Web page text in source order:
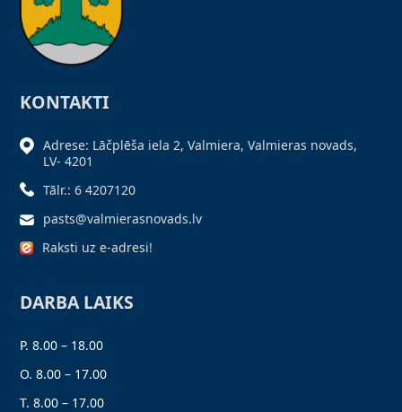
KONTAKTI
Adrese: Lāčplēša iela 2, Valmiera, Valmieras novads,
LV- 4201
Tālr.: 6 4207120
pasts@valmierasnovads.lv
Raksti uz e-adresi!
DARBA LAIKS
P. 8.00 – 18.00
O. 8.00 – 17.00
T. 8.00 – 17.00